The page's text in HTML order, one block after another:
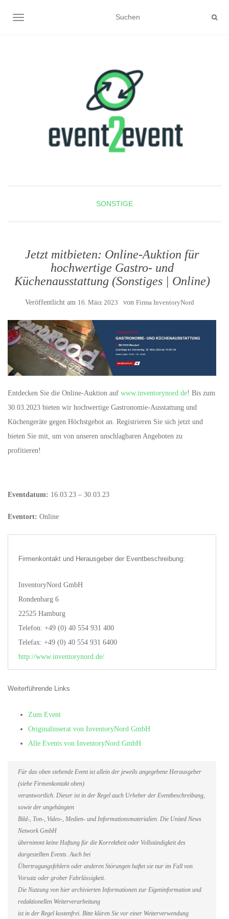
NAVIGATION UMSCHALTEN
SONSTIGE
Jetzt mitbieten: Online-Auktion für
hochwertige Gastro- und
Küchenausstattung (Sonstiges | Online)
Veröffentlicht am 16. März 2023 von Firma InventoryNord
Entdecken Sie die Online-Auktion auf www.inventorynord.de! Bis zum
30.03.2023 bieten wir hochwertige Gastronomie-Ausstattung und
Küchengeräte gegen Höchstgebot an. Registrieren Sie sich jetzt und
bieten Sie mit, um von unseren unschlagbaren Angeboten zu
profitieren!
Eventdatum: 16.03.23 – 30.03.23
Eventort: Online
Firmenkontakt und Herausgeber der Eventbeschreibung:
InventoryNord GmbH
Rondenbarg 6
22525 Hamburg
Telefon: +49 (0) 40 554 931 400
Telefax: +49 (0) 40 554 931 6400
http://www.inventorynord.de/
Weiterführende Links
Zum Event
Originalinserat von InventoryNord GmbH
Alle Events von InventoryNord GmbH
Für das oben stehende Event ist allein der jeweils angegebene Herausgeber
(siehe Firmenkontakt oben)
verantwortlich. Dieser ist in der Regel auch Urheber der Eventbeschreibung,
sowie der angehängten
Bild-, Ton-, Video-, Medien- und Informationsmaterialien. Die United News
Network GmbH
übernimmt keine Haftung für die Korrektheit oder Vollständigkeit des
dargestellten Events. Auch bei
Übertragungsfehlern oder anderen Störungen haftet sie nur im Fall von
Vorsatz oder grober Fahrlässigkeit.
Die Nutzung von hier archivierten Informationen zur Eigeninformation und
redaktionellen Weiterverarbeitung
ist in der Regel kostenfrei. Bitte klären Sie vor einer Weiterverwendung